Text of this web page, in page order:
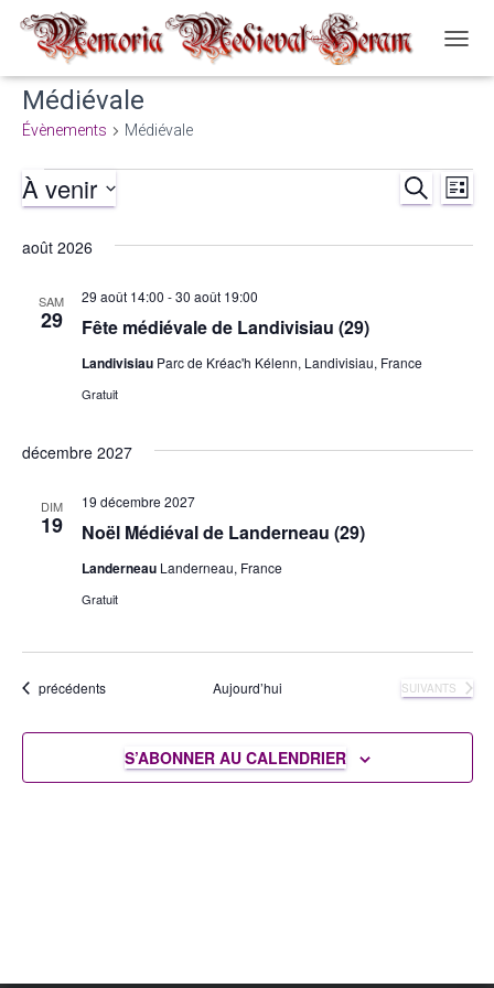
LA
Médiévale
Évènements Médiévale
Évènements
et
LISTE
À venir
une
août 2026
SAM
29 Fête médiévale de Landivisiau (29)
29 août 14:00 -30 août 19:00
Landivisiau Parc de Kréac'h Kélenn, Landivisiau, France
Gratuit
décembre 2027
DIM
19 Noël Médiéval de Landerneau (29)
19 décembre 2027
Landerneau Landerneau, France
Gratuit
Évènements
précédents Aujourd’hui ÉVÈNEMENTS
SUIVANTS
S’ABONNER AU CALENDRIER